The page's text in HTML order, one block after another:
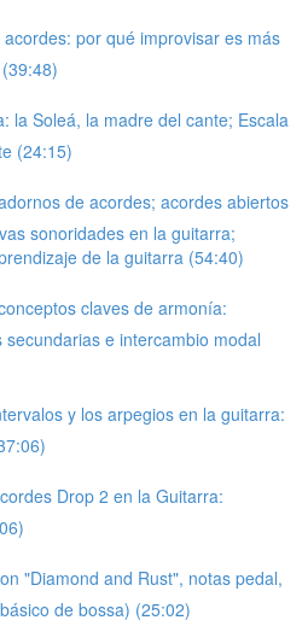
por qué improvisar es más
la Soleá, la madre del cante; Escala
(24:15)
de acordes; acordes abiertos
sonoridades en la guitarra;
de la guitarra (54:40)
claves de armonía:
e intercambio modal
y los arpegios en la guitarra:
Drop 2 en la Guitarra:
"Diamond and Rust", notas pedal,
de bossa) (25:02)